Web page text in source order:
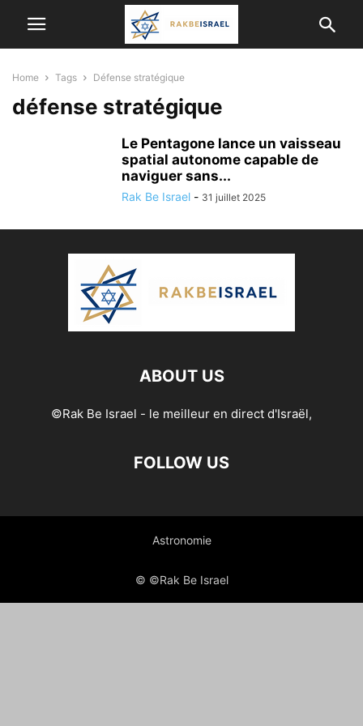
Home Tags Défense stratégique
défense stratégique
Le Pentagone lance un vaisseau
spatial autonome capable de
naviguer sans...
Rak Be Israel - 31 juillet 2025
ABOUT US
©Rak Be Israel - le meilleur en direct d'Israël,
FOLLOW US
Astronomie
© ©Rak Be Israel